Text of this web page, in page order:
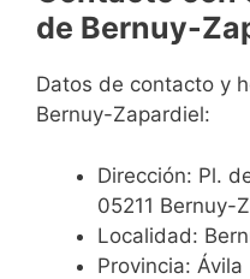
de Bernuy-
Datos de contacto y
Bernuy-Zapardiel:
Dirección: Pl.
05211 Bernuy-
Localidad:
Provincia: Ávila